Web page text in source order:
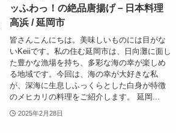
ッふわっ！の絶品唐揚げ－日本料理
高浜 / 延岡市
皆さんこんにちは。美味しいものには目がな
いKeiiです。私の住む延岡市は、日向灘に面し
た豊かな漁場を持ち、多彩な海の幸が楽しめ
る地域です。今回は、海の幸が大好きな私
が、深海に生息しふっくらとした白身が特徴
のメヒカリの料理をご紹介します。 延岡...
2025年2月28日